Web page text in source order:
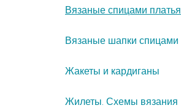
Вязаные спицами платья
Вязаные шапки спицами
Жакеты и кардиганы
Жилеты. Схемы вязания